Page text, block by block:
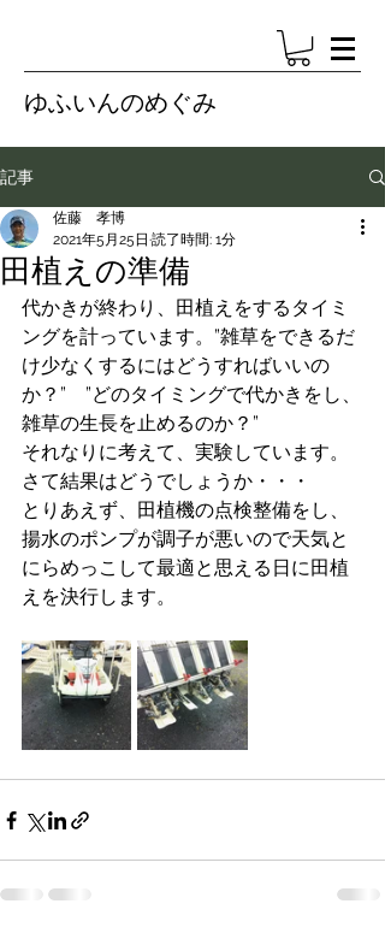
ゆふいんのめぐみ
記事
田植えの準備
佐藤 孝博
2021年5月25日 読了時間: 1分
代かきが終わり、田植えをするタイミ
ングを計っています。”雑草をできるだ
け少なくするにはどうすればいいの
か？”　”どのタイミングで代かきをし、
雑草の生長を止めるのか？”
それなりに考えて、実験しています。
さて結果はどうでしょうか・・・
とりあえず、田植機の点検整備をし、
揚水のポンプが調子が悪いので天気と
にらめっこして最適と思える日に田植
えを決行します。